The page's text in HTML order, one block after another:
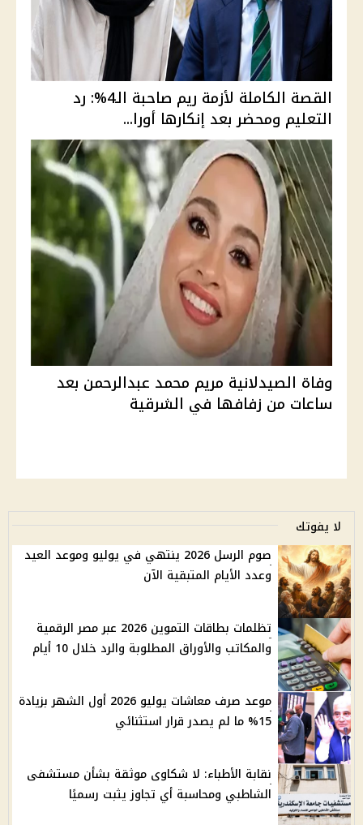
القصة الكاملة لأزمة ريم صاحبة الـ4%: رد
التعليم ومحضر بعد إنكارها أورا...
وفاة الصيدلانية مريم محمد عبدالرحمن بعد
ساعات من زفافها في الشرقية
لا يفوتك
صوم الرسل 2026 ينتهي في يوليو وموعد العيد
وعدد الأيام المتبقية الآن
تظلمات بطاقات التموين 2026 عبر مصر الرقمية
والمكاتب والأوراق المطلوبة والرد خلال 10 أيام
موعد صرف معاشات يوليو 2026 أول الشهر بزيادة
15% ما لم يصدر قرار استثنائي
نقابة الأطباء: لا شكاوى موثقة بشأن مستشفى
الشاطبي ومحاسبة أي تجاوز يثبت رسميًا